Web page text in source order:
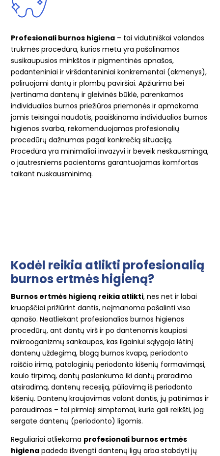
Profesionali burnos higiena – tai vidutiniškai valandos
trukmės procedūra, kurios metu yra pašalinamos
susikaupusios minkštos ir pigmentinės apnašos,
podanteniniai ir viršdanteniniai konkrementai (akmenys),
poliruojami dantų ir plombų paviršiai. Apžiūrima bei
įvertinama dantenų ir gleivinės būklė, parenkamos
individualios burnos priežiūros priemonės ir apmokoma
jomis teisingai naudotis, paaiškinama individualios burnos
higienos svarba, rekomenduojamas profesionalių
procedūrų dažnumas pagal konkrečią situaciją.
Procedūra yra minimaliai invazyvi ir beveik neskausminga,
o jautresniems pacientams garantuojamas komfortas
taikant nuskausminimą.
Kodėl reikia atlikti profesionalią
burnos ertmės higieną?
Burnos ertmės higieną reikia atlikti, nes net ir labai
kruopščiai prižiūrint dantis, neįmanoma pašalinti viso
apnašo.Neatliekant profesionalios burnos higienos
procedūrų, ant dantų virš ir po dantenomis kaupiasi
mikrooganizmų sankaupos, kas ilgainiui sąlygoja lėtinį
dantenų uždegimą, blogą burnos kvapą, periodonto
raiščio irimą, patologinių periodonto kišenių formavimąsi,
kaulo tirpimą, dantų paslankumo iki dantų praradimo
atsiradimą, dantenų recesiją, pūliavimą iš periodonto
kišenių.Dantenų kraujavimas valant dantis, jų patinimas ir
paraudimas – tai pirmieji simptomai, kurie gali reikšti, jog
sergate dantenų (periodonto) ligomis.
Reguliariai atliekama profesionali burnos ertmės
higiena padeda išvengti dantenų ligų arba stabdyti jų